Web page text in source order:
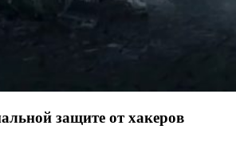
защите от хакеров